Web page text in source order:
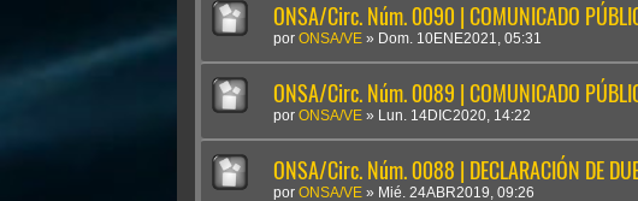
ONSA/Circ. Núm. 0090 | COMUNICADO
por ONSA/VE » Dom. 10ENE2021, 05:31
ONSA/Circ. Núm. 0089 | COMUNICADO
por ONSA/VE » Lun. 14DIC2020, 14:22
ONSA/Circ. Núm. 0088 | DECLARACIÓN DE
por ONSA/VE » Mié. 24ABR2019, 09:26